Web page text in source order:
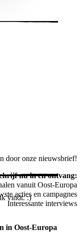
vindt. :)
in Oost-Europa
door onze nieuwsbrief!
nu in en ontvang:
vanuit Oost-Europa
acties en campagnes
Interessante interviews